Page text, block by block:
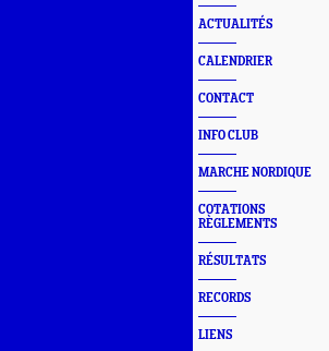
ACTUALITÉS
CALENDRIER
CONTACT
INFO CLUB
MARCHE NORDIQUE
COTATIONS
RÈGLEMENTS
RÉSULTATS
RECORDS
LIENS